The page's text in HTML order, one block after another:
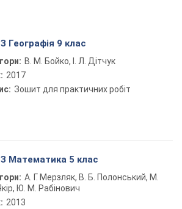
Географія 9 клас
В. М. Бойко, І. Л. Дітчук
2017
Зошит для практичних робіт
Математика 5 клас
А. Г. Мерзляк, В. Б. Полонський, М.
Ю. М. Рабінович
2013